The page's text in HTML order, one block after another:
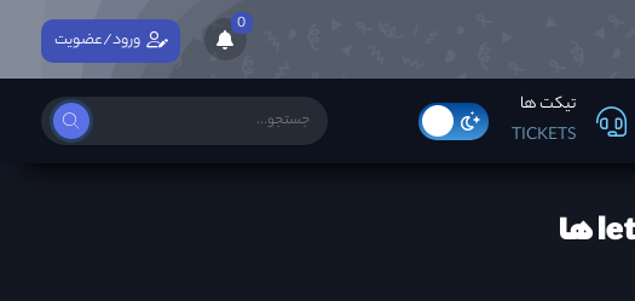
0
تیکت ها
TICKETS
ورود/عضویت